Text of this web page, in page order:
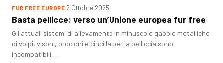
FUR FREE EUROPE 2 Ottobre 2025
Basta pellicce: verso un’Unione europea fur free
Gli attuali sistemi di allevamento in minuscole gabbie metalliche
di volpi, visoni, procioni e cincillà per la pelliccia sono
incompatibili…